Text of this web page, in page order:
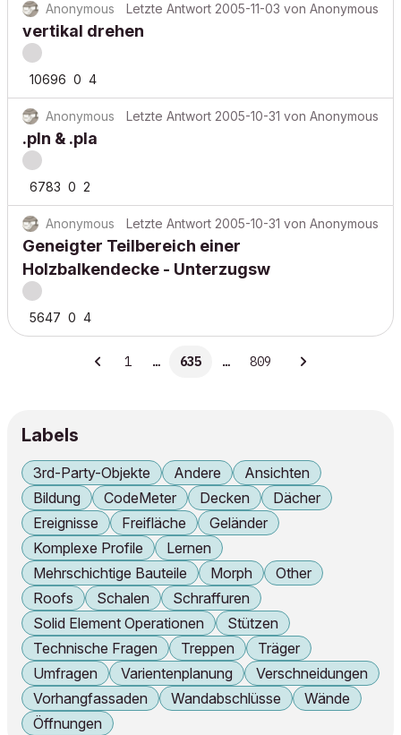
Anonymous Letzte Antwort 2005-11-03 von Anonymous
vertikal drehen
10696 0 4
Anonymous Letzte Antwort 2005-10-31 von Anonymous
.pln & .pla
6783 0 2
Anonymous Letzte Antwort 2005-10-31 von Anonymous
Geneigter Teilbereich einer
Holzbalkendecke - Unterzugsw
5647 0 4
1 … 635 … 809
Labels
3rd-Party-Objekte Andere
Ansichten
Bildung
CodeMeter Decken
Dächer
Ereignisse
Freifläche
Geländer
Komplexe Profile
Lernen
Mehrschichtige Bauteile
Morph
Other
Roofs
Schalen
Schraffuren
Solid Element Operationen
Stützen
Technische Fragen
Treppen
Träger
Umfragen
Varientenplanung
Verschneidungen
Vorhangfassaden
Wandabschlüsse
Wände
Öffnungen